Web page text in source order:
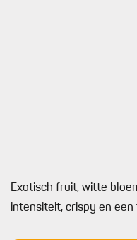
Exotisch fruit, witte
intensiteit, crispy en een